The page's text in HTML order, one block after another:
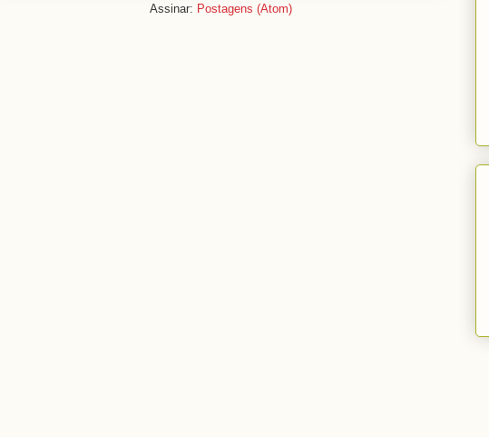
Assinar: Postagens (Atom)